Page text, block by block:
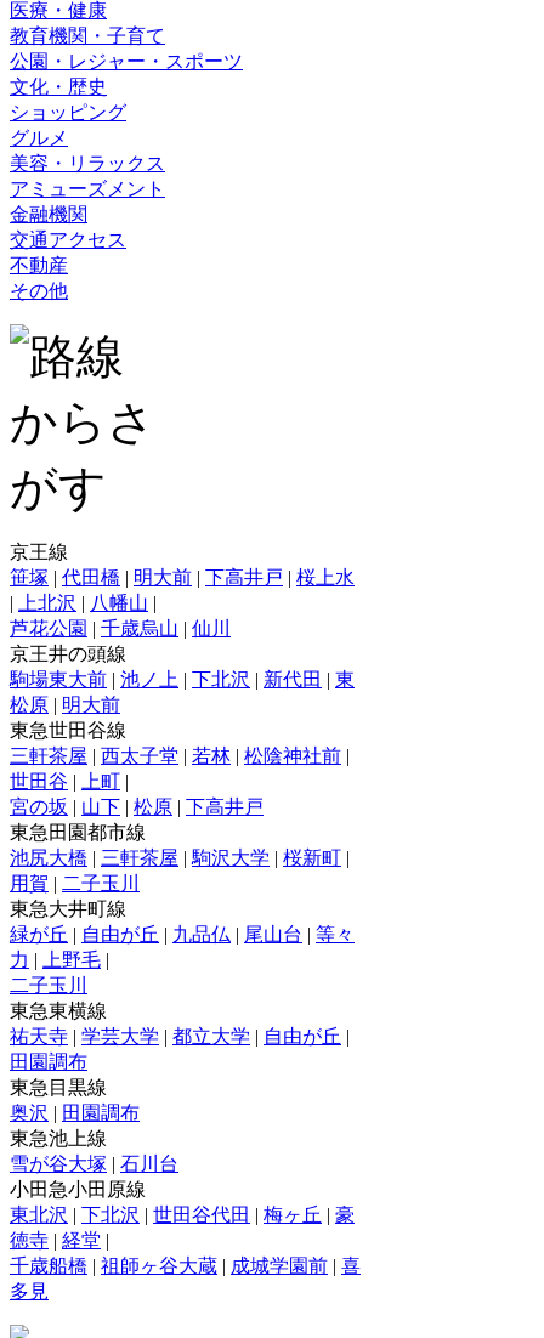
医療・健康
教育機関・子育て
公園・レジャー・スポーツ
文化・歴史
ショッピング
グルメ
美容・リラックス
アミューズメント
金融機関
交通アクセス
不動産
その他
京王線
笹塚 | 代田橋 | 明大前 | 下高井戸 | 桜上水
|
上北沢 | 八幡山 |
芦花公園 | 千歳烏山 | 仙川
京王井の頭線
駒場東大前 | 池ノ上 | 下北沢 | 新代田 | 東
松原 | 明大前
東急世田谷線
三軒茶屋 | 西太子堂 | 若林 | 松陰神社前 |
世田谷 | 上町 |
宮の坂 | 山下 | 松原 | 下高井戸
東急田園都市線
池尻大橋 | 三軒茶屋 | 駒沢大学 | 桜新町 |
用賀 | 二子玉川
東急大井町線
緑が丘 | 自由が丘 | 九品仏 | 尾山台 | 等々
力 | 上野毛 |
二子玉川
東急東横線
祐天寺 | 学芸大学 | 都立大学 | 自由が丘 |
田園調布
東急目黒線
奥沢 | 田園調布
東急池上線
雪が谷大塚 | 石川台
小田急小田原線
東北沢 | 下北沢 | 世田谷代田 | 梅ヶ丘 | 豪
徳寺 | 経堂 |
千歳船橋 | 祖師ヶ谷大蔵 | 成城学園前 | 喜
多見